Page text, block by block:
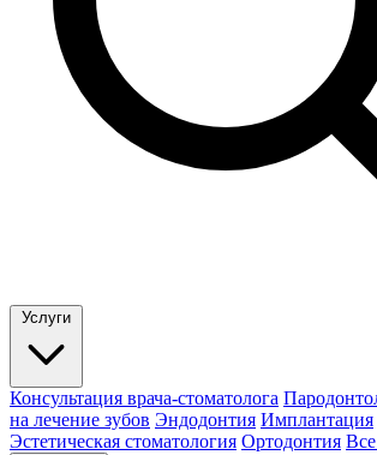
Услуги
Консультация врача-стоматолога
на лечение зубов Эндодонтия Имплантация
Эстетическая стоматология Ортодонтия